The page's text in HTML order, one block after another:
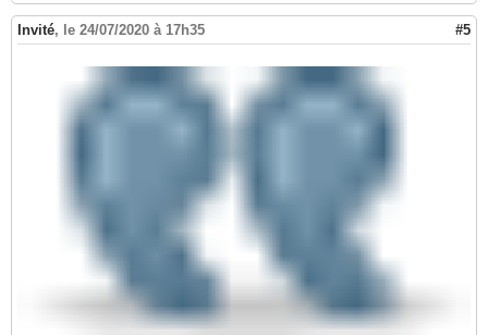
Invité, le 24/07/2020 à 17h35 #5